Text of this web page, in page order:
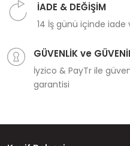
İADE & DEĞİŞİM
14 İş günü içinde iade
GÜVENLİK ve
İyzico & PayTr ile
garantisi